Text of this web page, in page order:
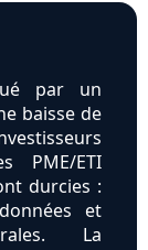
par un
baisse de
PME/ETI
durcies :
et
La